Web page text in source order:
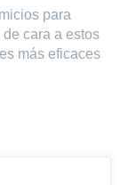
para
cara a estos
más eficaces